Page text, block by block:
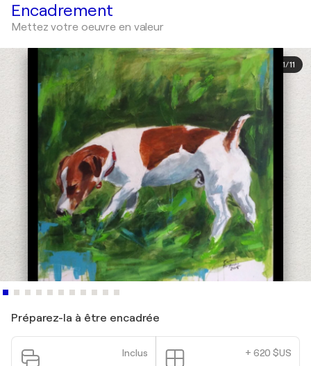
Encadrement
Mettez votre oeuvre en valeur
1/11
Préparez-la à être encadrée
Inclus + 620 $US